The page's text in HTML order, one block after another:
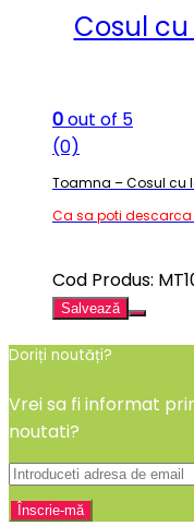
Cosul
0out of 5
(0)
Toamna – Cosul cu
Ca sa poti
Cod Produs:
Salvează
Doriți noutăți?
Vrei sa fi informat
noutati?